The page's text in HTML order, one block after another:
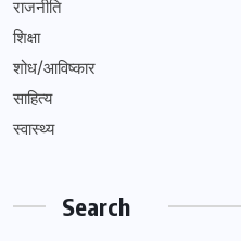
राजनीति
शिक्षा
शोध/आविष्कार
साहित्य
स्वास्थ्य
Search